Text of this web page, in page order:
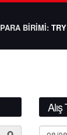
PARA BİRİMİ: TRY
Alış